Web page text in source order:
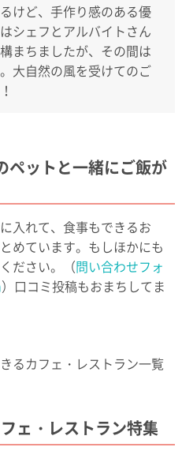
けど、手作り感のある優
シェフとアルバイトさん
まちましたが、その間は
大自然の風を受けてのご
ペットと一緒にご飯が
入れて、食事もできるお
めています。もしほかにも
ださい。（問い合わせフォ
）口コミ投稿もおまちしてま
るカフェ・レストラン一覧
ェ・レストラン特集